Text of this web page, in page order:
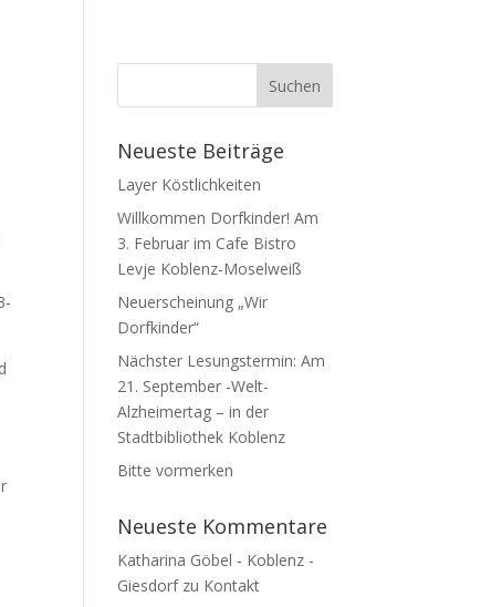
Neueste Beiträge
Layer Köstlichkeiten
Willkommen Dorfkinder! Am
3. Februar im Cafe Bistro
Levje Koblenz-Moselweiß
Neuerscheinung „Wir
Dorfkinder“
Nächster Lesungstermin: Am
21. September -Welt-
Alzheimertag – in der
Stadtbibliothek Koblenz
Bitte vormerken
Neueste Kommentare
Katharina Göbel - Koblenz -
Giesdorfzu Kontakt